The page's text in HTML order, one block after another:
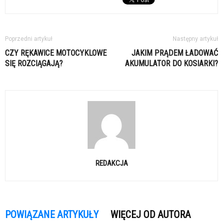
Poprzedni artykuł
CZY RĘKAWICE MOTOCYKLOWE
SIĘ ROZCIĄGAJĄ?
Następny artykuł
JAKIM PRĄDEM ŁADOWAĆ
AKUMULATOR DO KOSIARKI?
REDAKCJA
POWIĄZANE ARTYKUŁY WIĘCEJ OD AUTORA